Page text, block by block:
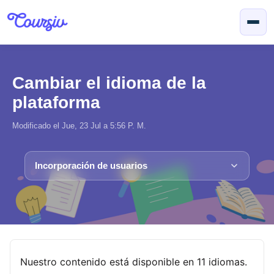
Cambiar el idioma de la
plataforma
Modificado el Jue, 23 Jul a 5:56 P. M.
Incorporación de usuarios
Nuestro contenido está disponible en 11 idiomas.